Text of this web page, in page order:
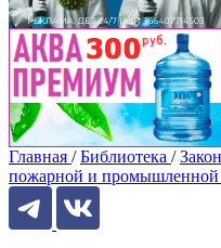
Главная / Библиотека /
пожарной и промышленной